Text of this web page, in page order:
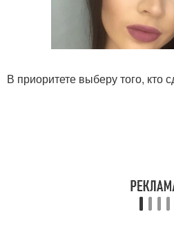
В приоритете выберу того, кто